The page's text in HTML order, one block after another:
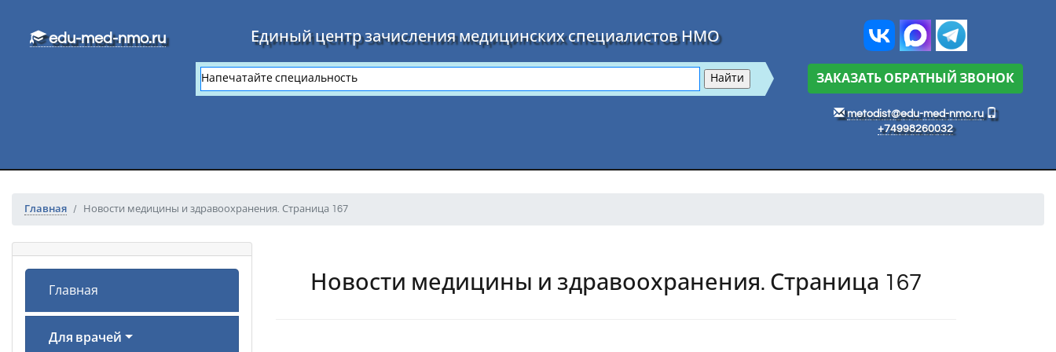
edu-med-nmo.ru Единый центр зачисления медицинских специалистов НМО
ЗАКАЗАТЬ ОБРАТНЫЙ ЗВОНОК
metodist@edu-med-nmo.ru
+74998260032
Главная Новости медицины и здравоохранения. Страница 167
Главная
Для врачей
Новости медицины и здравоохранения. Страница 167